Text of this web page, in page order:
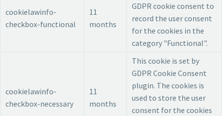
cookielawinfo-
checkbox-functional
11
months
GDPR cookie consent to
record the user consent
for the cookies in the
category "Functional".
cookielawinfo-
checkbox-necessary
11
months
This cookie is set by
GDPR Cookie Consent
plugin. The cookies is
used to store the user
consent for the cookies